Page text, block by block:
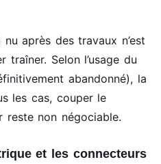
après des travaux n’est
traîner. Selon l’usage du
abandonné), la
les cas, couper le
reste non négociable.
et les connecteurs